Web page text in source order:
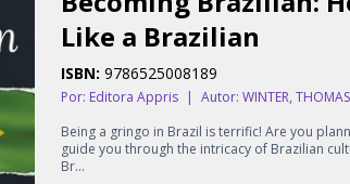
Like a Brazilian
ISBN: 9786525008189
Por: Editora Appris | Autor: WINTER,
Being a gringo in Brazil is terrific! Are you
guide you through the intricacy of Brazilian
Br...